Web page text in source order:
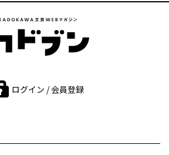
ログイン / 会員登録